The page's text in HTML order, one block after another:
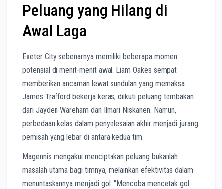
Peluang yang Hilang di
Awal Laga
Exeter City sebenarnya memiliki beberapa momen
potensial di menit-menit awal. Liam Oakes sempat
memberikan ancaman lewat sundulan yang memaksa
James Trafford bekerja keras, diikuti peluang tembakan
dari Jayden Wareham dan Ilmari Niskanen. Namun,
perbedaan kelas dalam penyelesaian akhir menjadi jurang
pemisah yang lebar di antara kedua tim.
Magennis mengakui menciptakan peluang bukanlah
masalah utama bagi timnya, melainkan efektivitas dalam
menuntaskannya menjadi gol. “Mencoba mencetak gol